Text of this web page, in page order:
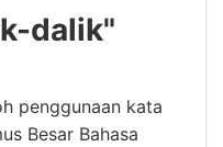
dalik"
penggunaan kata
Besar Bahasa